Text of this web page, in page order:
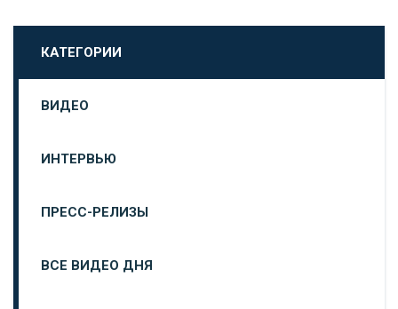
КАТЕГОРИИ
ВИДЕО
ИНТЕРВЬЮ
ПРЕСС-РЕЛИЗЫ
ВСЕ ВИДЕО ДНЯ